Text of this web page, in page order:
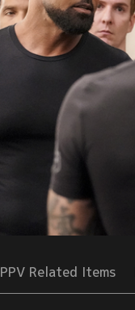
PPV Related Items